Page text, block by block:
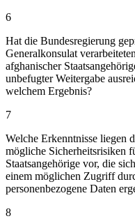
6
Hat die Bundesregierung
Generalkonsulat
afghanischer
unbefugter Weitergabe
welchem Ergebnis?
7
Welche Erkenntnisse liegen
mögliche Sicherheitsrisiken
Staatsangehörige vor, die
einem möglichen Zugriff
personenbezogene Daten
8